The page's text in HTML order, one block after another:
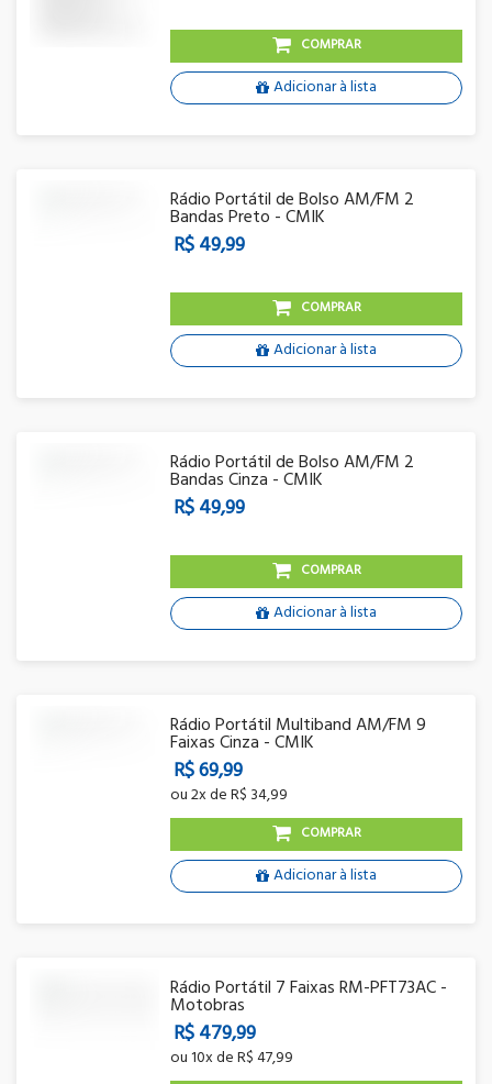
COMPRAR
Adicionar à lista
Rádio Portátil de Bolso AM/FM 2
Bandas Preto - CMIK
R$ 49,99
COMPRAR
Adicionar à lista
Rádio Portátil de Bolso AM/FM 2
Bandas Cinza - CMIK
R$ 49,99
COMPRAR
Adicionar à lista
Rádio Portátil Multiband AM/FM 9
Faixas Cinza - CMIK
R$ 69,99
ou2xdeR$ 34,99
COMPRAR
Adicionar à lista
Rádio Portátil 7 Faixas RM-PFT73AC -
Motobras
R$ 479,99
ou10xdeR$ 47,99